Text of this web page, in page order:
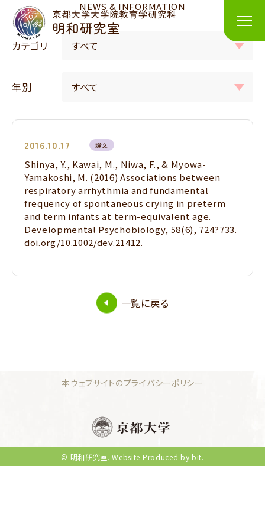
NEWS & INFORMATION
カテゴリ
年別
2016.10.17 論文
Shinya, Y., Kawai, M., Niwa, F., & Myowa-
Yamakoshi, M. (2016) Associations between
respiratory arrhythmia and fundamental
frequency of spontaneous crying in preterm
and term infants at term-equivalent age.
Developmental Psychobiology, 58(6), 724?733.
doi.org/10.1002/dev.21412.
一覧に戻る
本ウェブサイトのプライバシーポリシー
© 明和研究室. Website Produced by bit.